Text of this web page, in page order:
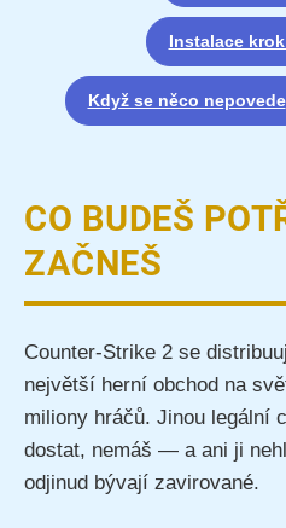
Instalace
Když se něco nepovede
CO BUDEŠ
ZAČNEŠ
Counter-Strike 2 se
největší herní obchod na
miliony hráčů. Jinou legální
dostat, nemáš — a ani ji
odjinud bývají zavirované.